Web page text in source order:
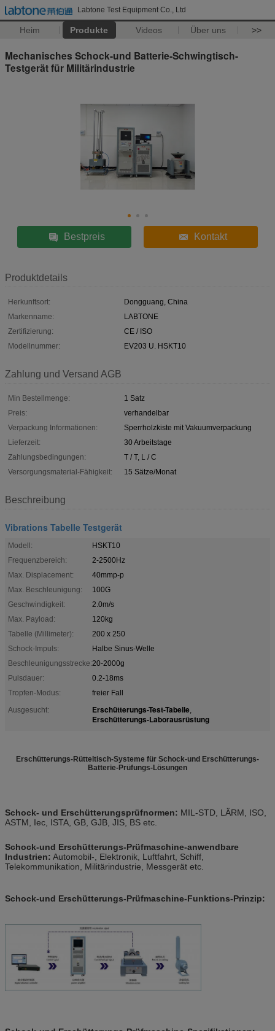
Labtone Test Equipment Co., Ltd
Heim Produkte Videos Über uns >>
Mechanisches Schock-und Batterie-Schwingtisch-
Testgerät für Militärindustrie
Bestpreis Kontakt
Produktdetails
Herkunftsort:
Dongguang, China
Markenname:
LABTONE
Zertifizierung:
CE / ISO
Modellnummer:
EV203 U. HSKT10
Zahlung und Versand AGB
Min Bestellmenge:
1 Satz
Preis:
verhandelbar
Verpackung Informationen:
Sperrholzkiste mit Vakuumverpackung
Lieferzeit:
30 Arbeitstage
Zahlungsbedingungen:
T / T, L / C
Versorgungsmaterial-Fähigkeit:
15 Sätze/Monat
Beschreibung
Vibrations Tabelle Testgerät
Modell:
HSKT10
Frequenzbereich:
2-2500Hz
Max. Displacement:
40mmp-p
Max. Beschleunigung:
100G
Geschwindigkeit:
2.0m/s
Max. Payload:
120kg
Tabelle (Millimeter):
200 x 250
Schock-Impuls:
Halbe Sinus-Welle
Beschleunigungsstrecke:20-2000g
Pulsdauer:
0.2-18ms
Tropfen-Modus:
freier Fall
Ausgesucht:
Erschütterungs-Test-Tabelle,
Erschütterungs-Laborausrüstung
Erschütterungs-Rütteltisch-Systeme für Schock-und Erschütterungs-
Batterie-Prüfungs-Lösungen
Schock- und Erschütterungsprüfnormen: MIL-STD, LÄRM, ISO,
ASTM, Iec, ISTA, GB, GJB, JIS, BS etc.
Schock-und Erschütterungs-Prüfmaschine-anwendbare
Industrien: Automobil-, Elektronik, Luftfahrt, Schiff,
Telekommunikation, Militärindustrie, Messgerät etc.
Schock-und Erschütterungs-Prüfmaschine-Funktions-Prinzip: